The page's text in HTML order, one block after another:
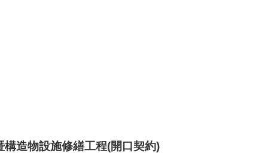
造物設施修繕工程(開口契約)